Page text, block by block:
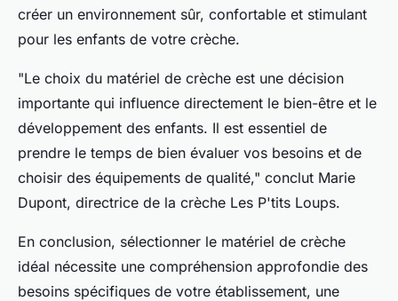
créer un environnement sûr, confortable et stimulant
pour les enfants de votre crèche.
"Le choix du matériel de crèche est une décision
importante qui influence directement le bien-être et le
développement des enfants. Il est essentiel de
prendre le temps de bien évaluer vos besoins et de
choisir des équipements de qualité," conclut Marie
Dupont, directrice de la crèche Les P'tits Loups.
En conclusion, sélectionner le matériel de crèche
idéal nécessite une compréhension approfondie des
besoins spécifiques de votre établissement, une